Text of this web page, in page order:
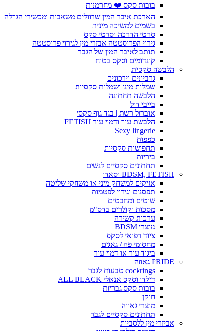
בובות סקס ❤️ מחרמנות
הארכת איבר המין שרוולים משאבות ומכשירי הגדלה
בשמים למשיכה מינית
סרטי הדרכה וסרטי סקס
גירוי הפרוסטטה אבזרי מין לגירוי פרוסטטה
תותב לאיבר המין של הגבר
קונדומים וסקס בטוח
הלבשה סקסית
גרביונים וירכונים
שמלות מיני ושמלות סקסיות
הלבשה תחתונה
בייבי דול
אוברול רשת | בגד גוף סקסי
הלבשת עור ודמוי עור FETISH
Sexy lingerie
כפפות
תחפושות סקסיות
ביריות
תחתונים סקסיים לנשים
BDSM, FETISH וסאדו
אזיקים למשחק מיני או משחקי שליטה
תפסנים וגירוי לפטמות
שוטים ומחבטים
מסכות וקולרים בדס"מ
ערכות קשירה
מוצרי BDSM
ציוד רפואי לסקס
מחסומי פה / גאגים
ביגוד עור או דמוי עור
PRIDE גאווה
cockrings טבעות לגבר
דילדו וסקס אנאלי ALL BLACK
בובות סקס גבריות
חוקן
מוצרי גאווה
תחתונים סקסיים לגבר
אביזרי מין ללסביות